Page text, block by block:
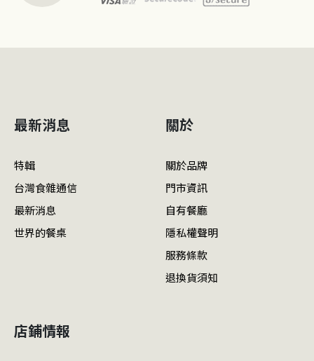
最新消息
特輯
台灣食雜通信
最新消息
世界的餐桌
關於
關於品牌
門市資訊
自有餐廳
隱私權聲明
服務條款
退換貨須知
店鋪情報